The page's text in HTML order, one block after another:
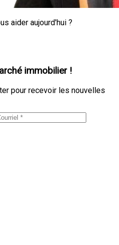
aider aujourd'hui ?
immobilier !
pour recevoir les nouvelles